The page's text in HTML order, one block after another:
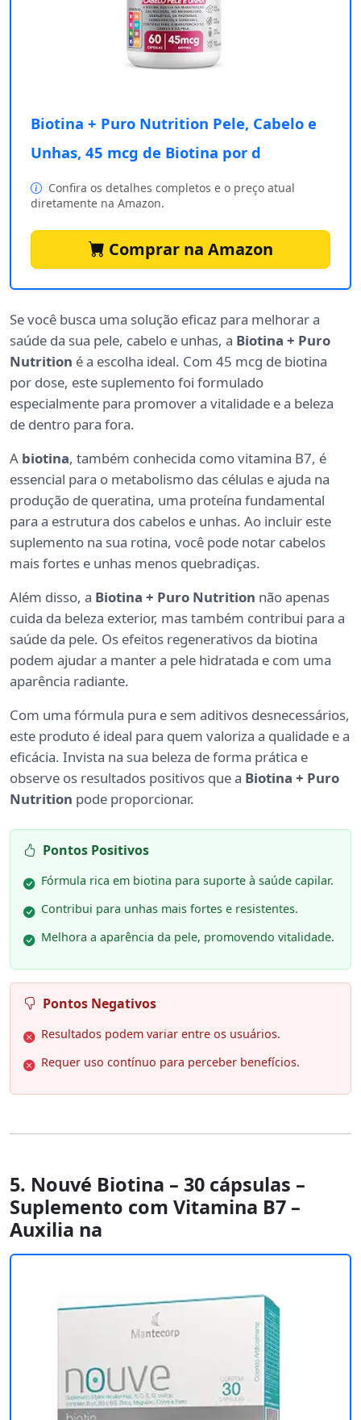
Biotina + Puro Nutrition Pele, Cabelo e
Unhas, 45 mcg de Biotina por d
Confira os detalhes completos e o preço atual
diretamente na Amazon.
Comprar na Amazon
Se você busca uma solução eficaz para melhorar a
saúde da sua pele, cabelo e unhas, a Biotina + Puro
Nutrition é a escolha ideal. Com 45 mcg de biotina
por dose, este suplemento foi formulado
especialmente para promover a vitalidade e a beleza
de dentro para fora.
A biotina, também conhecida como vitamina B7, é
essencial para o metabolismo das células e ajuda na
produção de queratina, uma proteína fundamental
para a estrutura dos cabelos e unhas. Ao incluir este
suplemento na sua rotina, você pode notar cabelos
mais fortes e unhas menos quebradiças.
Além disso, a Biotina + Puro Nutrition não apenas
cuida da beleza exterior, mas também contribui para a
saúde da pele. Os efeitos regenerativos da biotina
podem ajudar a manter a pele hidratada e com uma
aparência radiante.
Com uma fórmula pura e sem aditivos desnecessários,
este produto é ideal para quem valoriza a qualidade e a
eficácia. Invista na sua beleza de forma prática e
observe os resultados positivos que a Biotina + Puro
Nutrition pode proporcionar.
Pontos Positivos
Fórmula rica em biotina para suporte à saúde capilar.
Contribui para unhas mais fortes e resistentes.
Melhora a aparência da pele, promovendo vitalidade.
Pontos Negativos
Resultados podem variar entre os usuários.
Requer uso contínuo para perceber benefícios.
5. Nouvé Biotina – 30 cápsulas –
Suplemento com Vitamina B7 –
Auxilia na